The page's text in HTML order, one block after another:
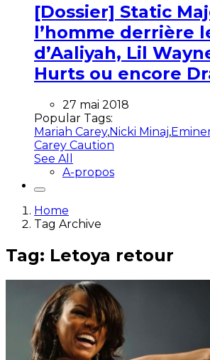
[Dossier] Static
l’homme derrière
d’Aaliyah, Lil
Hurts ou encore
27 mai 2018
Popular Tags:
Mariah Carey,Nicki Minaj,
Carey Caution
See All
A-propos
Home
Tag Archive
Tag: Letoya retour